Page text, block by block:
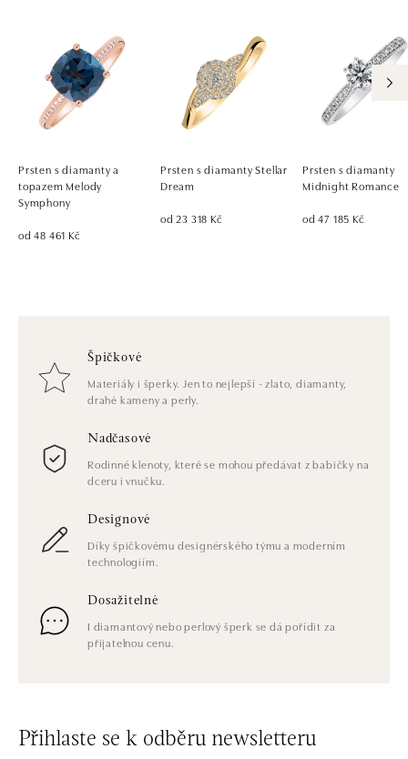
Prsten s diamanty a
topazem Melody
Symphony
od 48 461 Kč
Prsten s diamanty Stellar
Dream
od 23 318 Kč
Prsten s diamanty
Midnight Romance
od 47 185 Kč
Špičkové
Materiály i šperky. Jen to nejlepší - zlato, diamanty,
drahé kameny a perly.
Nadčasové
Rodinné klenoty, které se mohou předávat z babičky na
dceru i vnučku.
Designové
Díky špičkovému designérského týmu a moderním
technologiím.
Dosažitelné
I diamantový nebo perlový šperk se dá pořídit za
přijatelnou cenu.
Přihlaste se k odběru newsletteru